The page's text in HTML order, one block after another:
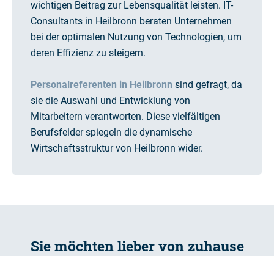
wichtigen Beitrag zur Lebensqualität leisten. IT-
Consultants in Heilbronn beraten Unternehmen
bei der optimalen Nutzung von Technologien, um
deren Effizienz zu steigern.
Personalreferenten in Heilbronn sind gefragt, da
sie die Auswahl und Entwicklung von
Mitarbeitern verantworten. Diese vielfältigen
Berufsfelder spiegeln die dynamische
Wirtschaftsstruktur von Heilbronn wider.
Sie möchten lieber von zuhause